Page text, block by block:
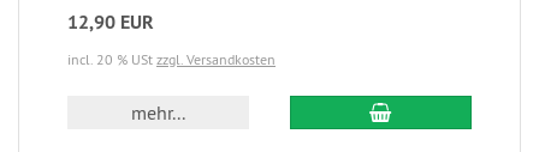
12,90 EUR
incl. 20 % USt zzgl. Versandkosten
mehr...